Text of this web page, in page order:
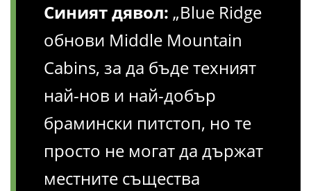
Синият дявол: „Blue Ridge
обнови Middle Mountain
Cabins, за да бъде техният
най-нов и най-добър
брамински питстоп, но те
просто не могат да държат
местните същества